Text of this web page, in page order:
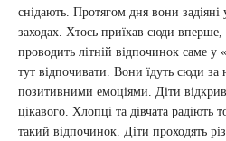
снідають. Протягом дня вони задіяні
заходах. Хтось приїхав сюди
проводить літній відпочинок саме у
тут відпочивати. Вони їдуть сюди
позитивними емоціями. Діти
цікавого. Хлопці та дівчата радіють
такий відпочинок. Діти проходять